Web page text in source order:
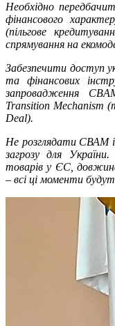
Необхідно
фінансового
(пільгове
спрямування на
Забезпечити доступ
та фінансових
запровадження
Transition Mechanism
Deal).
Не розглядати СВАМ і
загрозу для
товарів у ЄС,
– всі ці моменти